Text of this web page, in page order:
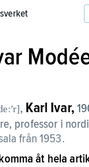
, Karl Ivar,
professor i
från 1953.
arbetenåt hela